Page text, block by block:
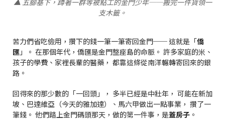
▲ 五腳基下，蹲著一群等被點工的金門少年──搬完一件貨領一
支木籤。
苦力們省吃儉用，攢下的錢一筆一筆寄回金門── 這就是「僑
匯 」。 在那個年代，僑匯是金門整座島的命脈。 許多家庭的米、
孩子的學費、家裡長輩的醫藥， 都靠這條從南洋輾轉寄回來的銀
路。
回得來的那少數的「一回頭」， 多半已經是中壯年， 可能在新加
坡、巴達維亞（今天的雅加達）、馬六甲做出一點事業， 攢了一
筆錢。 他們踏上金門碼頭那天，做的第一件事，是蓋房子 。